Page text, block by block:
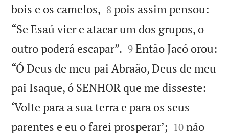
bois e os camelos, 

8 pois assim pensou:
“Se Esaú vier e atacar um dos grupos, o
outro poderá escapar”. 

9 Então Jacó orou:
“Ó Deus de meu pai Abraão, Deus de meu
pai Isaque, ó SENHOR que me disseste:
‘Volte para a sua terra e para os seus
parentes e eu o farei prosperar’; 

10 não